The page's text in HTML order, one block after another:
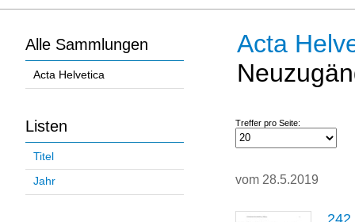
Alle Sammlungen
Acta Helvetica
Listen
Titel
Jahr
Acta
Treffer pro Seite:
vom 28.5.2019